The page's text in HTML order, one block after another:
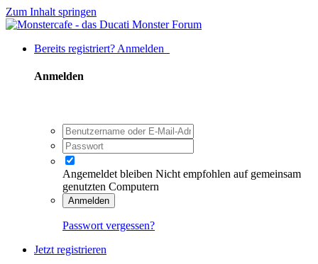
Zum Inhalt springen
Bereits registriert? Anmelden
Anmelden
Angemeldet bleiben Nicht empfohlen auf gemeinsam
genutzten Computern
Anmelden
Passwort vergessen?
Jetzt registrieren